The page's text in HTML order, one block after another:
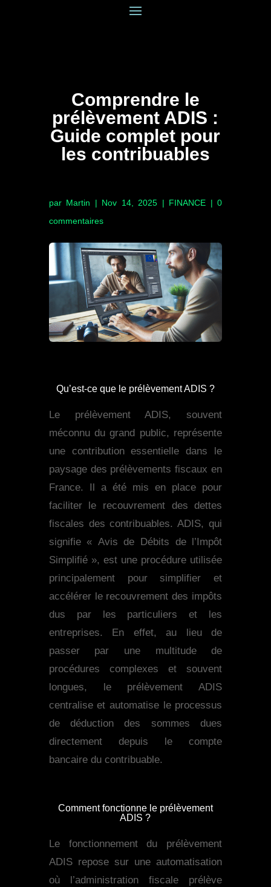
Comprendre le
prélèvement ADIS :
Guide complet pour
les contribuables
par Martin | Nov 14, 2025 | FINANCE |0
commentaires
Qu’est-ce que le prélèvement ADIS ?
Le prélèvement ADIS, souvent
méconnu du grand public, représente
une contribution essentielle dans le
paysage des prélèvements fiscaux en
France. Il a été mis en place pour
faciliter le recouvrement des dettes
fiscales des contribuables. ADIS, qui
signifie « Avis de Débits de l’Impôt
Simplifié », est une procédure utilisée
principalement pour simplifier et
accélérer le recouvrement des impôts
dus par les particuliers et les
entreprises. En effet, au lieu de
passer par une multitude de
procédures complexes et souvent
longues, le prélèvement ADIS
centralise et automatise le processus
de déduction des sommes dues
directement depuis le compte
bancaire du contribuable.
Comment fonctionne le prélèvement
ADIS ?
Le fonctionnement du prélèvement
ADIS repose sur une automatisation
où l’administration fiscale prélève